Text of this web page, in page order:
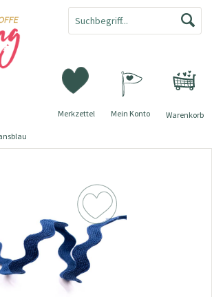
Warenkorb
Merkzettel Mein Konto